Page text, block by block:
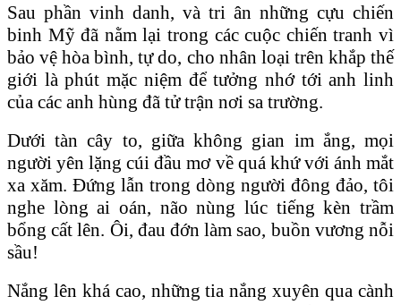
Sau phần vinh danh, và tri ân những cựu chiến
binh Mỹ đã nằm lại trong các cuộc chiến tranh vì
bảo vệ hòa bình, tự do, cho nhân loại trên khắp thế
giới là phút mặc niệm để tưởng nhớ tới anh linh
của các anh hùng đã tử trận nơi sa trường.
Dưới tàn cây to, giữa không gian im ắng, mọi
người yên lặng cúi đầu mơ về quá khứ với ánh mắt
xa xăm. Đứng lẫn trong dòng người đông đảo, tôi
nghe lòng ai oán, não nùng lúc tiếng kèn trầm
bổng cất lên. Ôi, đau đớn làm sao, buồn vương nỗi
sầu!
Nắng lên khá cao, những tia nắng xuyên qua cành